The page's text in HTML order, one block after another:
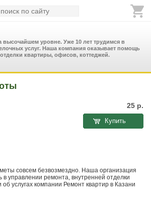
высочайшем уровне. Уже 10 лет трудимся в
услуг. Наша компания оказывает помощь
квартиры, офисов, коттеджей.
25 р.
Купить
совсем безвозмездно. Наша организация
управлении ремонта, внутренней отделки
услугах компании Ремонт квартир в Казани